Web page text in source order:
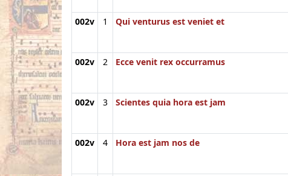
002v 1 Qui venturus est veniet et
002v 2 Ecce venit rex occurramus
002v 3 Scientes quia hora est jam
002v 4 Hora est jam nos de